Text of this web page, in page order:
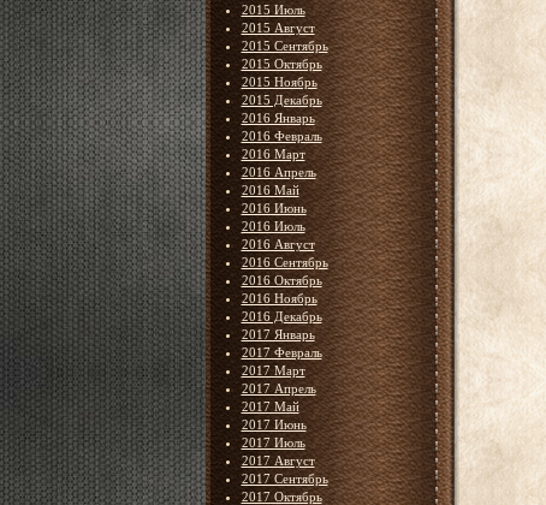
2015 Июль
2015 Август
2015 Сентябрь
2015 Октябрь
2015 Ноябрь
2015 Декабрь
2016 Январь
2016 Февраль
2016 Март
2016 Апрель
2016 Май
2016 Июнь
2016 Июль
2016 Август
2016 Сентябрь
2016 Октябрь
2016 Ноябрь
2016 Декабрь
2017 Январь
2017 Февраль
2017 Март
2017 Апрель
2017 Май
2017 Июнь
2017 Июль
2017 Август
2017 Сентябрь
2017 Октябрь